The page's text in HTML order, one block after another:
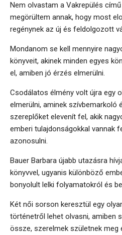
Nem olvastam a Vakrepülés
megörültem annak, hogy most
regénynek az új és feldolgozott
Mondanom se kell mennyire
könyveit, akinek minden egyes
el, amiben jó érzés elmerülni.
Csodálatos élmény volt újra egy
elmerülni, aminek szívbemarkoló
szereplőket elevenít fel, akik
emberi tulajdonságokkal vannak
azonosulni.
Bauer Barbara újabb utazásra
könyvvel, ugyanis különböző
bonyolult lelki folyamatokról és
Két női sorson keresztül egy
történetről lehet olvasni, amiben
össze, szerelmek születnek meg